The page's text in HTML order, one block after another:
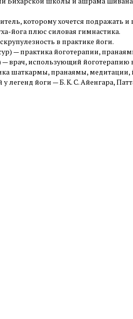
которому хочется подражать и
йога плюс силовая гимнастика.
в практике йоги.
— практика йоготерапии,
— врач, использующий йоготерапию
шаткармы, пранаямы, медитации,
легенд йоги — Б. К. С. Айенгара,